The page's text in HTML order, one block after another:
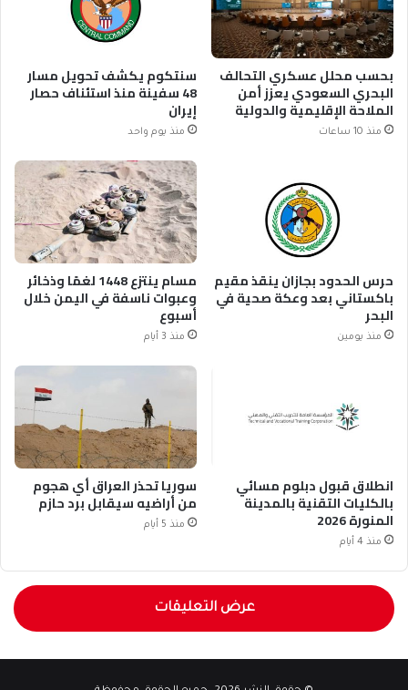
بحسب محلل عسكري التحالف
البحري السعودي يعزز أمن
الملاحة الإقليمية والدولية
منذ 10 ساعات
سنتكوم يكشف تحويل مسار
48 سفينة منذ استئناف حصار
إيران
منذ يوم واحد
حرس الحدود بجازان ينقذ مقيم
باكستاني بعد وعكة صحية في
البحر
منذ يومين
مسام ينتزع 1448 لغمًا وذخائر
وعبوات ناسفة في اليمن خلال
أسبوع
منذ 3 أيام
انطلاق قبول دبلوم مسائي
بالكليات التقنية بالمدينة
المنورة 2026
منذ 4 أيام
سوريا تحذر العراق أي هجوم
من أراضيه سيقابل برد حازم
منذ 5 أيام
عرض التعليقات